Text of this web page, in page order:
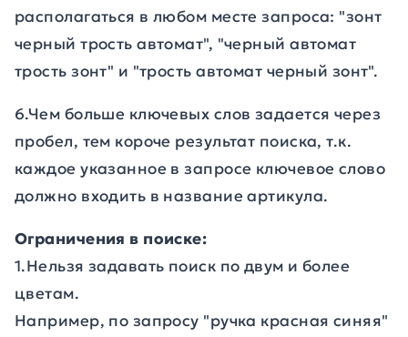
располагаться в любом месте запроса: "зонт
черный трость автомат", "черный автомат
трость зонт" и "трость автомат черный зонт".
6.Чем больше ключевых слов задается через
пробел, тем короче результат поиска, т.к.
каждое указанное в запросе ключевое слово
должно входить в название артикула.
Ограничения в поиске:
1.Нельзя задавать поиск по двум и более
цветам.
Например, по запросу "ручка красная синяя"